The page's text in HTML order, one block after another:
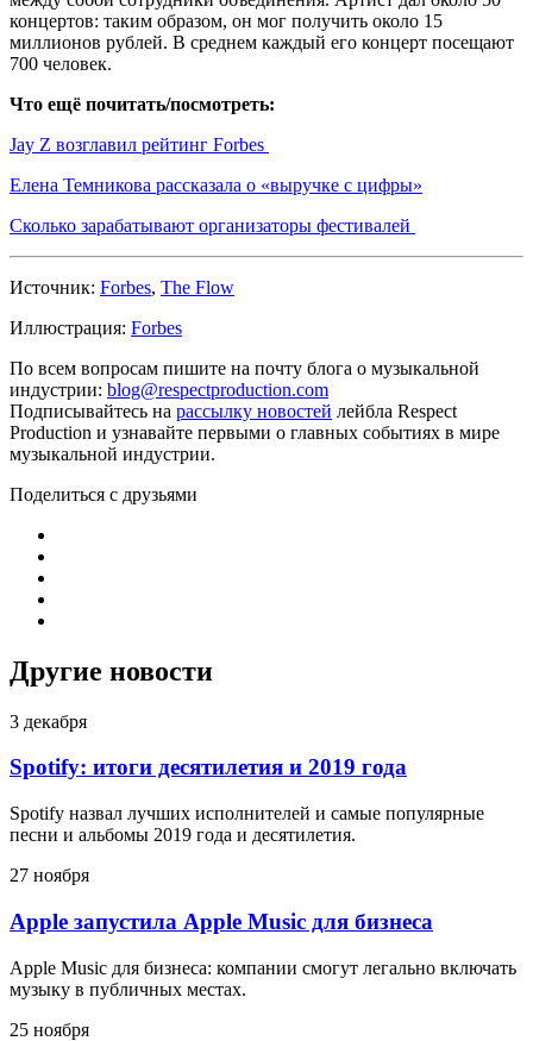
концертов: таким образом, он мог получить около 15
миллионов рублей. В среднем каждый его концерт посещают
700 человек.
Что ещё почитать/посмотреть:
Jay Z возглавил рейтинг Forbes
Елена Темникова рассказала о «выручке с цифры»
Сколько зарабатывают организаторы фестивалей
Источник: Forbes, The Flow
Иллюстрация: Forbes
По всем вопросам пишите на почту блога о музыкальной
индустрии: blog@respectproduction.com
Подписывайтесь на рассылку новостей лейбла Respect
Production и узнавайте первыми о главных событиях в мире
музыкальной индустрии.
Поделиться с друзьями
Другие новости
3 декабря
Spotify: итоги десятилетия и 2019 года
Spotify назвал лучших исполнителей и самые популярные
песни и альбомы 2019 года и десятилетия.
27 ноября
Apple запустила Apple Music для бизнеса
Apple Music для бизнеса: компании смогут легально включать
музыку в публичных местах.
25 ноября